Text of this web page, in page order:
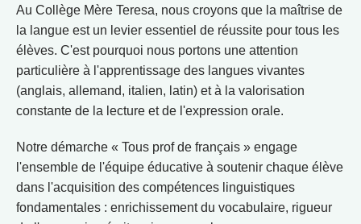
Au Collège Mère Teresa, nous croyons que la maîtrise de
la langue est un levier essentiel de réussite pour tous les
élèves. C'est pourquoi nous portons une attention
particulière à l'apprentissage des langues vivantes
(anglais, allemand, italien, latin) et à la valorisation
constante de la lecture et de l'expression orale.
Notre démarche « Tous prof de français » engage
l'ensemble de l'équipe éducative à soutenir chaque élève
dans l'acquisition des compétences linguistiques
fondamentales : enrichissement du vocabulaire, rigueur